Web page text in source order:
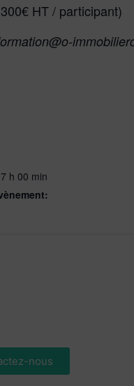
HT / participant)
h 00 min
nous